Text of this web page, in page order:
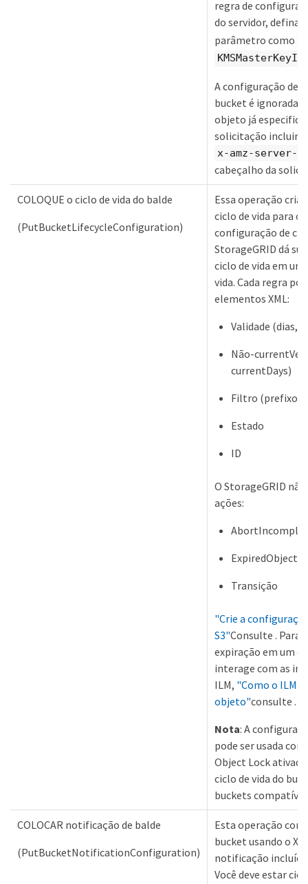
regra de
do servidor, defina
parâmetro como
KMSMasterKeyID
A configuração de
bucket é ignorada
objeto já
solicitação incluir o
x-amz-server-
cabeçalho da
COLOQUE o ciclo de vida do balde
(PutBucketLifecycleConfiguration)
Essa operação cria
ciclo de vida para
configuração de
StorageGRID dá
ciclo de vida em
vida. Cada regra
elementos XML:
Validade (dias,
Não-
currentDays)
Filtro (prefixo,
Estado
ID
O StorageGRID
ações:
Transição
"Crie a
S3"Consulte . Para
expiração em um
interage com as
ILM, "Como o ILM
objeto"consulte .
Nota: A
pode ser usada
Object Lock
ciclo de vida do
buckets
COLOCAR notificação de balde
(PutBucketNotificationConfiguration)
Esta operação
bucket usando o
notificação
Você deve estar